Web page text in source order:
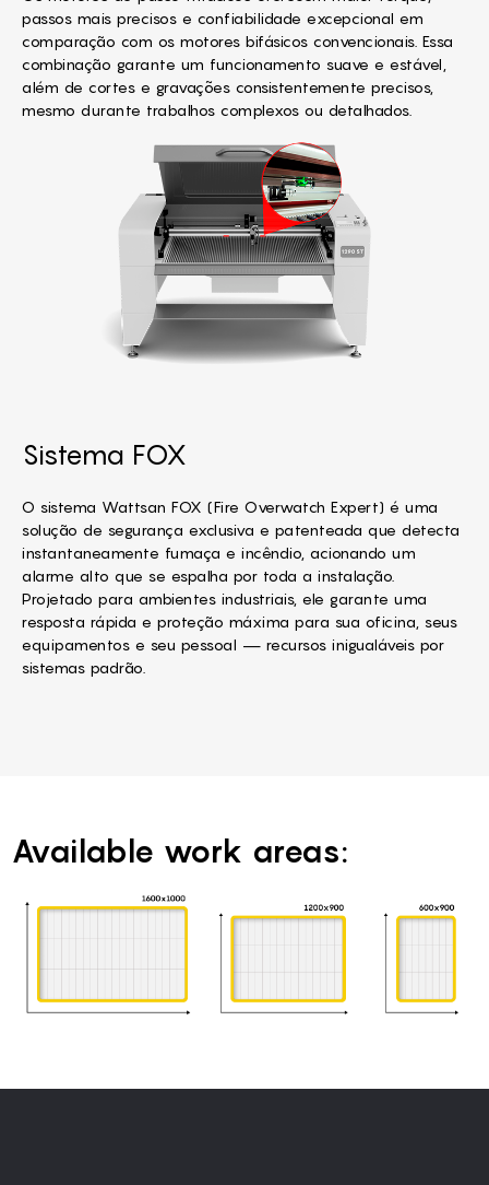
passos mais precisos e confiabilidade excepcional em
comparação com os motores bifásicos convencionais. Essa
combinação garante um funcionamento suave e estável,
além de cortes e gravações consistentemente precisos,
mesmo durante trabalhos complexos ou detalhados.
Sistema FOX
O sistema Wattsan FOX (Fire Overwatch Expert) é uma
solução de segurança exclusiva e patenteada que detecta
instantaneamente fumaça e incêndio, acionando um
alarme alto que se espalha por toda a instalação.
Projetado para ambientes industriais, ele garante uma
resposta rápida e proteção máxima para sua oficina, seus
equipamentos e seu pessoal — recursos inigualáveis por
sistemas padrão.
Available work areas: